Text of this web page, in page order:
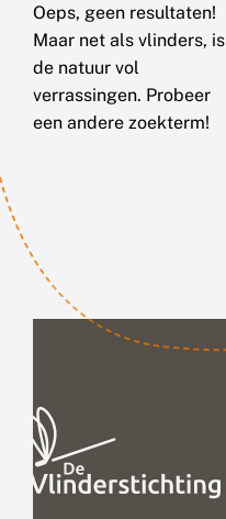
Oeps, geen resultaten!
Maar net als vlinders, is
de natuur vol
verrassingen. Probeer
een andere zoekterm!